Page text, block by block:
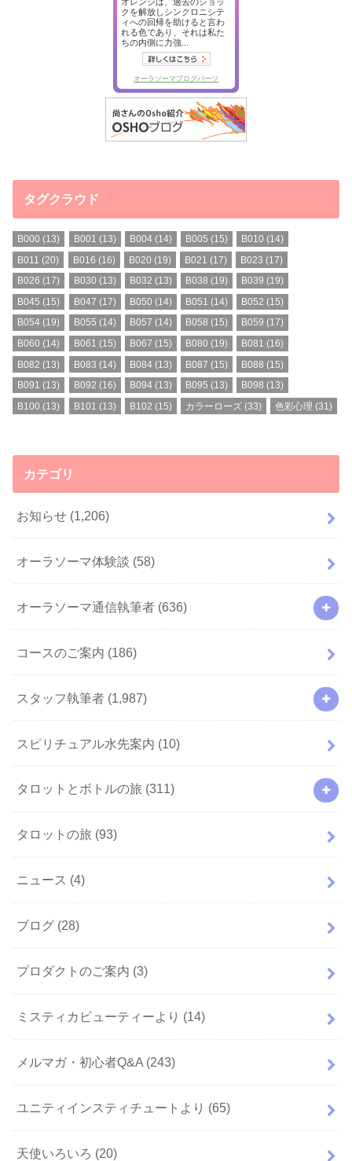
タグクラウド
B000 (13) B001 (13) B004(14) B005 (15) B010 (14)
B011 (20) B016 (16) B020 (19) B021 (17) B023 (17)
B026 (17) B030 (13) B032 (13) B038 (19) B039 (19)
B045 (15) B047 (17) B050 (14) B051 (14) B052 (15)
B054 (19) B055 (14) B057 (14) B058 (15) B059 (17)
B060 (14) B061 (15) B067 (15) B080 (19) B081 (16)
B082 (13) B083 (14) B084(13) B087 (15) B088 (15)
B091 (13) B092 (16) B094(13) B095 (13) B098 (13)
B100 (13) B101 (13) B102 (15) カラーローズ (33) 色彩心理 (31)
カテゴリ
お知らせ (1,206)
オーラソーマ体験談 (58)
オーラソーマ通信執筆者 (636)
コースのご案内 (186)
スタッフ執筆者 (1,987)
スピリチュアル水先案内 (10)
タロットとボトルの旅 (311)
タロットの旅 (93)
ニュース (4)
ブログ (28)
プロダクトのご案内 (3)
ミスティカビューティーより (14)
メルマガ・初心者Q&A (243)
ユニティインスティチュートより (65)
天使いろいろ (20)